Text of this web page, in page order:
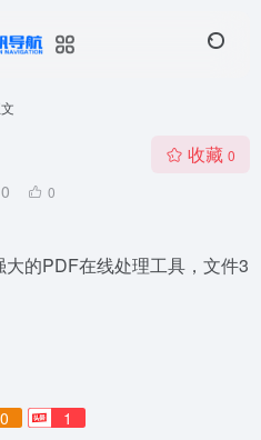
0 0
收藏 0
的PDF在线处理工具，文件3
0 1